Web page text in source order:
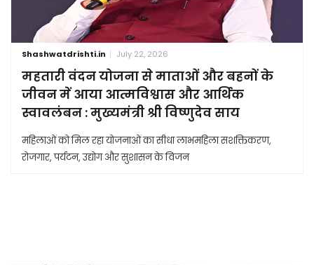
Shashwatdrishti.in July 22, 2026
महतारी वंदन योजना से माताओं और बहनों के
जीवन में आया आत्मविश्वास और आर्थिक
स्वावलंबन : मुख्यमंत्री श्री विष्णुदेव साय
महिलाओं को मिल रहा योजनाओं का सीधा लाभमहिला सशक्तिकरण,
रोजगार, पर्यटन, उद्योग और सुशासन के विजन